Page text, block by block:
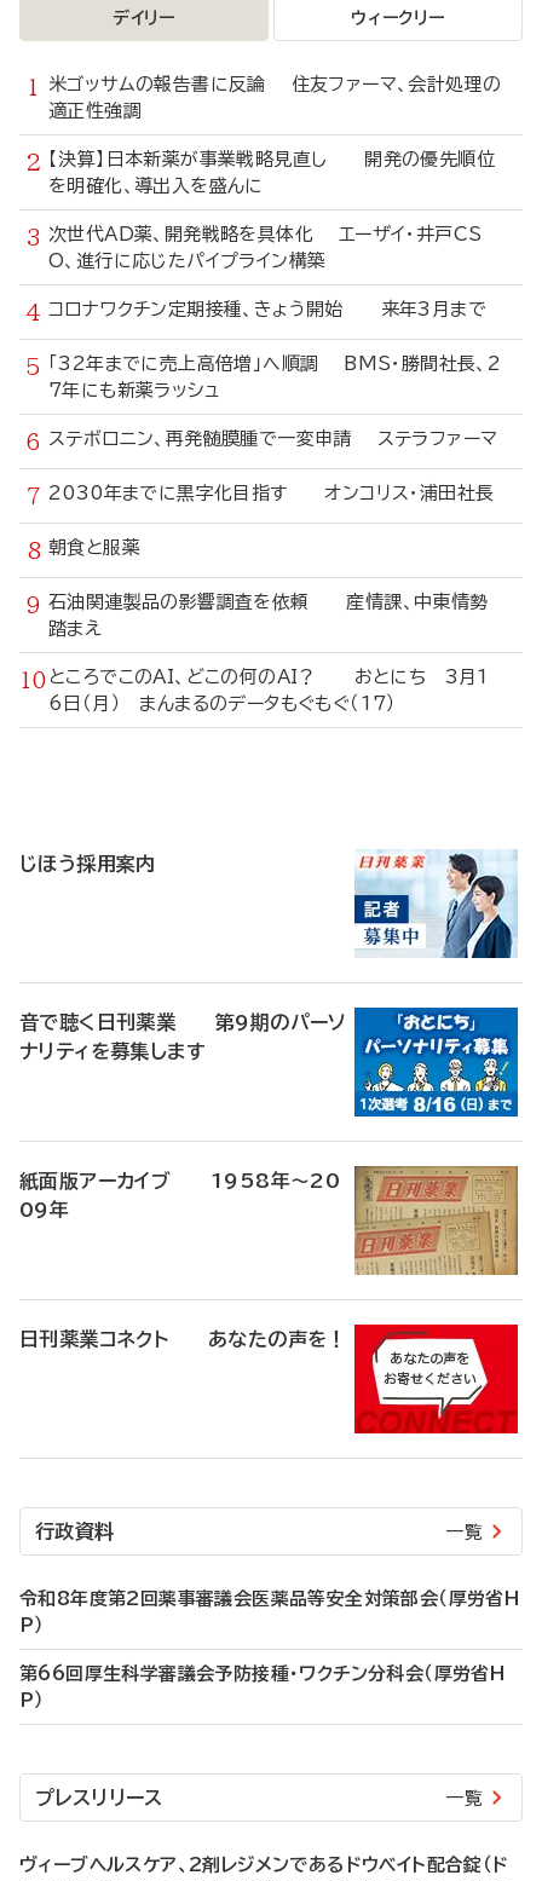
デイリー ウィークリー
米ゴッサムの報告書に反論 住友ファーマ、会計処理の
適正性強調
【決算】日本新薬が事業戦略見直し 開発の優先順位
を明確化、導出入を盛んに
次世代AD薬、開発戦略を具体化 エーザイ・井戸CS
O、進行に応じたパイプライン構築
コロナワクチン定期接種、きょう開始 来年3月まで
「32年までに売上高倍増」へ順調 BMS・勝間社長、2
7年にも新薬ラッシュ
ステボロニン、再発髄膜腫で一変申請 ステラファーマ
2030年までに黒字化目指す オンコリス・浦田社長
朝食と服薬
石油関連製品の影響調査を依頼 産情課、中東情勢
踏まえ
ところでこのAI、どこの何のAI？ おとにち 3月1
6日（月） まんまるのデータもぐもぐ（17）
じほう採用案内
音で聴く日刊薬業 第9期のパーソ
ナリティを募集します
紙面版アーカイブ 1958年～20
09年
日刊薬業コネクト あなたの声を！
行政資料 一覧
令和8年度第2回薬事審議会医薬品等安全対策部会（厚労省H
P）
第66回厚生科学審議会予防接種・ワクチン分科会（厚労省H
P）
プレスリリース 一覧
ヴィーブヘルスケア、2剤レジメンであるドウベイト配合錠（ド